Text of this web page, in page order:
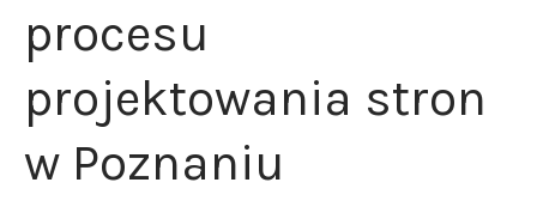
procesu
projektowania stron
w Poznaniu